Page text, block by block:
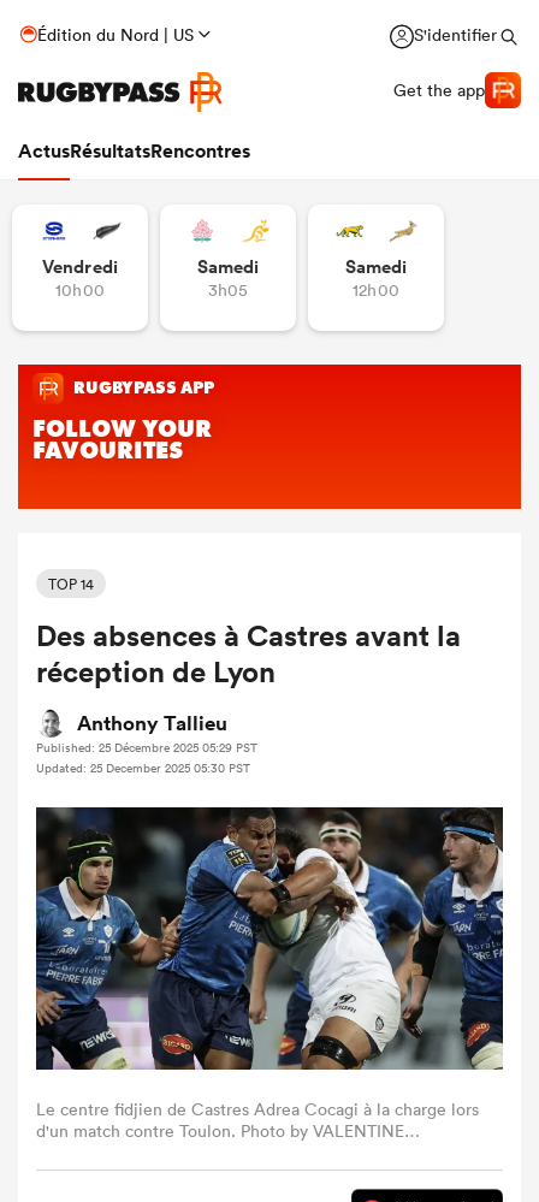
Édition du Nord | US S'identifier
Get the app
ActusRésultatsRencontres
Vendredi
10h00
Samedi
3h05
Samedi
12h00
TOP 14
Des absences à Castres avant la
réception de Lyon
Anthony Tallieu
Published: 25 Décembre 2025 05:29 PST
Updated: 25 December 2025 05:30 PST
Le centre fidjien de Castres Adrea Cocagi à la charge lors
d'un match contre Toulon. Photo by VALENTINE